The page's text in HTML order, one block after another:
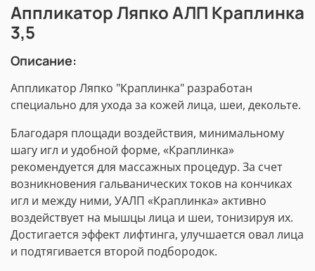
Аппликатор Ляпко АЛП Краплинка
3,5
Описание:
Аппликатор Ляпко "Краплинка" разработан
специально для ухода за кожей лица, шеи, декольте.
Благодаря площади воздействия, минимальному
шагу игл и удобной форме, «Краплинка»
рекомендуется для массажных процедур. За счет
возникновения гальванических токов на кончиках
игл и между ними, УАЛП «Краплинка» активно
воздействует на мышцы лица и шеи, тонизируя их.
Достигается эффект лифтинга, улучшается овал лица
и подтягивается второй подбородок.